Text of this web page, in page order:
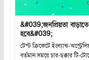
&#039;জনপ্রিয়তা
হবে&#039;
টেস্ট ক্রিকেটে ইংল্যান্ড-
বর্তমান সময়ে চার-ছক্কার টি-